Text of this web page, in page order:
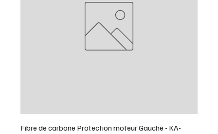
Fibre de carbone Protection moteur Gauche - KA-